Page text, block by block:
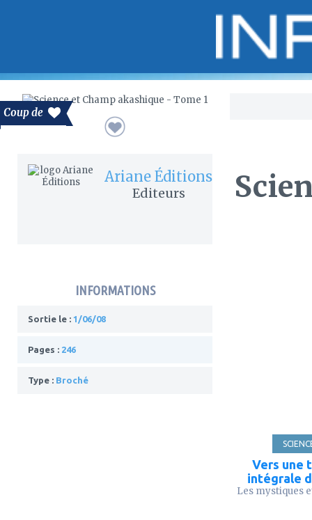
Coup de
Ariane Éditions
Editeurs
INFORMATIONS
Sortie le : 1/06/08
Pages : 246
Type : Broché
Vers une
intégrale
Les mystiques